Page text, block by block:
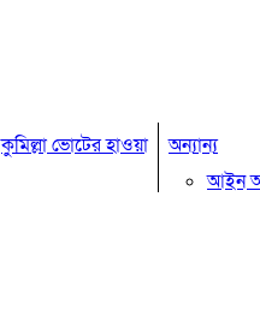
কুমিল্লা ভোটের হাওয়া
অন্যান্য
আইন